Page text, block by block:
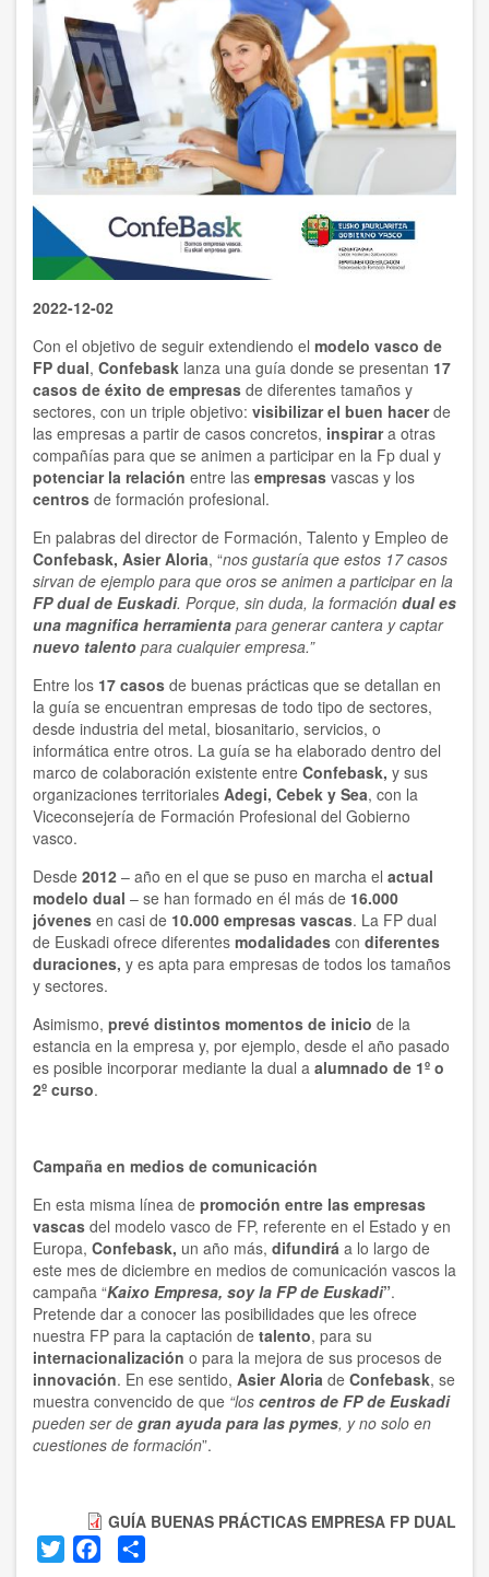
2022-12-02
Con el objetivo de seguir extendiendo el modelo vasco de
FP dual, Confebask lanza una guía donde se presentan 17
casos de éxito de empresas de diferentes tamaños y
sectores, con un triple objetivo: visibilizar el buen hacerde
las empresas a partir de casos concretos, inspirara otras
compañías para que se animen a participar en la Fp dual y
potenciar la relación entre las empresas vascas y los
centros de formación profesional.
En palabras del director de Formación, Talento y Empleo de
Confebask, Asier Aloria, “nos gustaría que estos 17 casos
sirvan de ejemplo para que oros se animen a participar en la
FP dual de Euskadi. Porque, sin duda, la formación dual es
una magnifica herramienta para generar cantera y captar
nuevo talento para cualquier empresa.”
Entre los 17 casos de buenas prácticas que se detallan en
la guía se encuentran empresas de todo tipo de sectores,
desde industria del metal, biosanitario, servicios, o
informática entre otros. La guía se ha elaborado dentro del
marco de colaboración existente entre Confebask, y sus
organizaciones territoriales Adegi, Cebek y Sea, con la
Viceconsejería de Formación Profesional del Gobierno
vasco.
Desde 2012 – año en el que se puso en marcha el actual
modelo dual – se han formado en él más de 16.000
jóvenes en casi de 10.000 empresas vascas. La FP dual
de Euskadi ofrece diferentes modalidades con diferentes
duraciones, y es apta para empresas de todos los tamaños
y sectores.
Asimismo, prevé distintos momentos de inicio de la
estancia en la empresa y, por ejemplo, desde el año pasado
es posible incorporar mediante la dual a alumnado de 1º o
2º curso.
Campaña en medios de comunicación
En esta misma línea de promoción entre las empresas
vascas del modelo vasco de FP, referente en el Estado y en
Europa, Confebask, un año más, difundirá a lo largo de
este mes de diciembre en medios de comunicación vascos la
campaña “Kaixo Empresa, soy la FP de Euskadi”.
Pretende dar a conocer las posibilidades que les ofrece
nuestra FP para la captación de talento, para su
internacionalización o para la mejora de sus procesos de
innovación. En ese sentido, Asier Aloria de Confebask, se
muestra convencido de que “los centros de FP de Euskadi
pueden ser de gran ayuda para las pymes, y no solo en
cuestiones de formación”.
GUÍA BUENAS PRÁCTICAS EMPRESA FP DUAL
Twitter Facebook